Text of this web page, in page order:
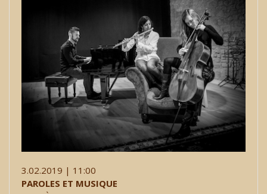
3.02.2019 | 11:00
PAROLES ET MUSIQUE